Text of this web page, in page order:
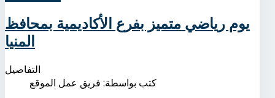
يوم رياضي متميز بفرع الأكاديمية بمحافظ
المنيا
التفاصيل
كتب بواسطة: فريق عمل الموقع